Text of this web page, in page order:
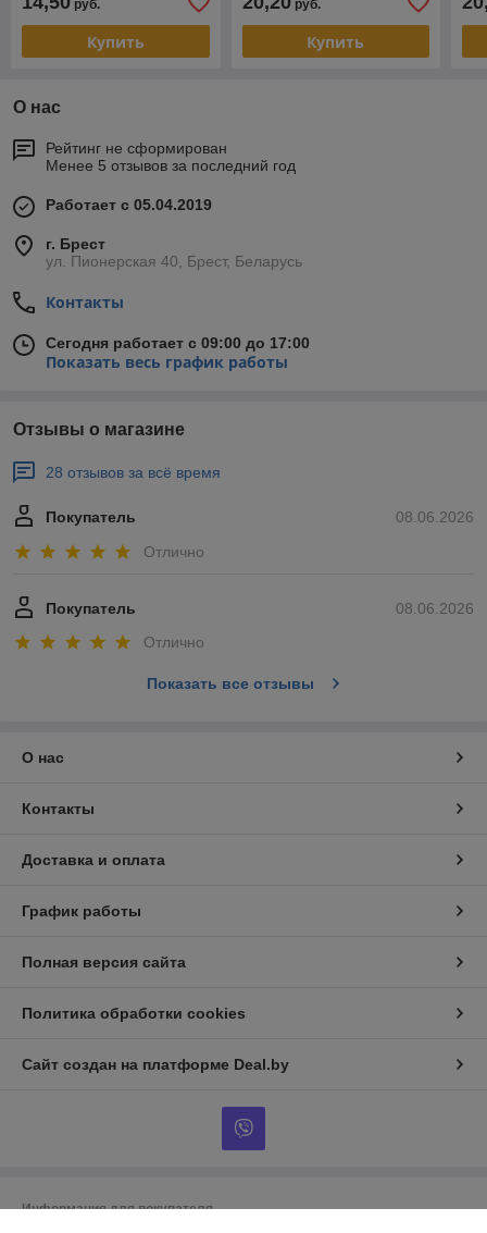
канализации
руб.
Купить
руб.
Купить
О нас
Рейтинг не сформирован
Менее 5 отзывов за последний год
Работает с 05.04.2019
г. Брест
ул. Пионерская 40, Брест, Беларусь
Контакты
Сегодня работает с 09:00 до 17:00
Показать весь график работы
Отзывы о магазине
28 отзывов за всё время
08.06.2026
Покупатель
Отлично
08.06.2026
Покупатель
Отлично
Показать все отзывы
О нас
Контакты
Доставка и оплата
График работы
Полная версия сайта
Политика обработки cookies
Сайт создан на платформе Deal.by
Информация для покупателя